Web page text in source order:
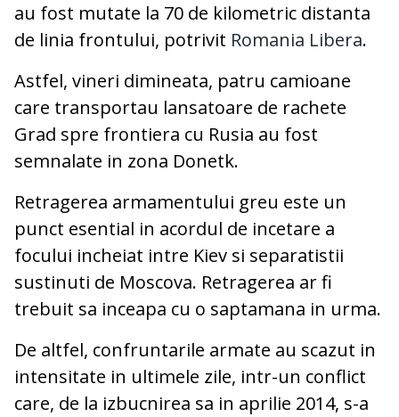
au fost mutate la 70 de kilometric distanta
de linia frontului, potrivit Romania Libera.
Astfel, vineri dimineata, patru camioane
care transportau lansatoare de rachete
Grad spre frontiera cu Rusia au fost
semnalate in zona Donetk.
Retragerea armamentului greu este un
punct esential in acordul de incetare a
focului incheiat intre Kiev si separatistii
sustinuti de Moscova. Retragerea ar fi
trebuit sa inceapa cu o saptamana in urma.
De altfel, confruntarile armate au scazut in
intensitate in ultimele zile, intr-un conflict
care, de la izbucnirea sa in aprilie 2014, s-a